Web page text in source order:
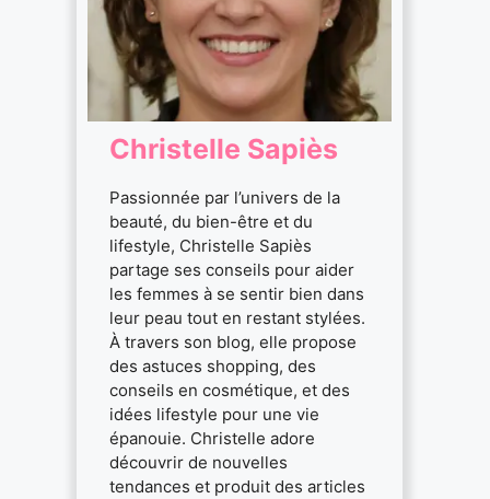
Christelle Sapiès
Passionnée par l’univers de la
beauté, du bien-être et du
lifestyle, Christelle Sapiès
partage ses conseils pour aider
les femmes à se sentir bien dans
leur peau tout en restant stylées.
À travers son blog, elle propose
des astuces shopping, des
conseils en cosmétique, et des
idées lifestyle pour une vie
épanouie. Christelle adore
découvrir de nouvelles
tendances et produit des articles